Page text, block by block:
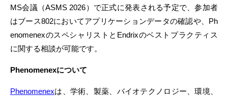
MS会議（ASMS 2026）で正式に発表される予定で、参加者
はブース802においてアプリケーションデータの確認や、Ph
enomenexのスペシャリストとEndrixのベストプラクティス
に関する相談が可能です。
Phenomenexについて
Phenomenexは、学術、製薬、バイオテクノロジー、環境、